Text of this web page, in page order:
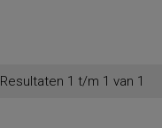
Resultaten 1 t/m 1 van 1